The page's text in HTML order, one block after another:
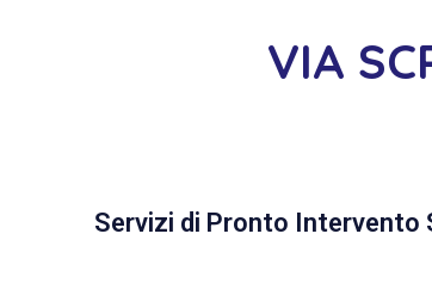
VIA
Servizi di Pronto Intervento